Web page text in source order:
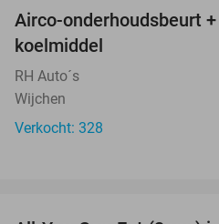
Airco-onderhoudsbeurt
koelmiddel
RH Auto´s
Wijchen
Verkocht: 328